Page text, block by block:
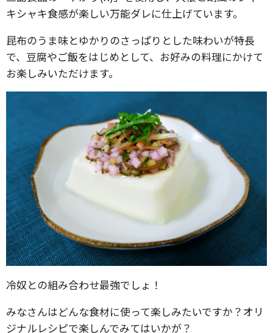
キシャキ食感が楽しい万能ダレに仕上げています。
昆布のうま味とゆかりのさっぱりとした味わいが特長
で、豆腐やご飯をはじめとして、お好みの料理にかけて
お楽しみいただけます。
冷奴との組み合わせ最強でしょ！
みなさんはどんな食材に使って楽しみたいですか？オリ
ジナルレシピで楽しんでみてはいかが？